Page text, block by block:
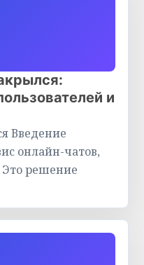
и
Введение
онлайн-чатов,
Это решение